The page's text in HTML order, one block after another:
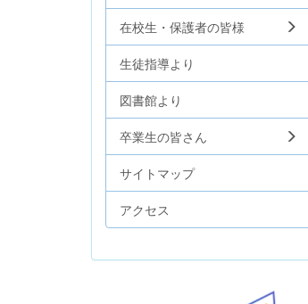
在校生・保護者の皆様
生徒指導より
図書館より
卒業生の皆さん
サイトマップ
アクセス